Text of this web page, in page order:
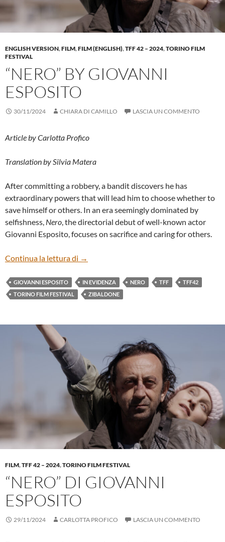
ENGLISH VERSION,FILM,FILM (ENGLISH),TFF 42 – 2024,TORINO FILM
FESTIVAL
“NERO” BY GIOVANNI
ESPOSITO
30/11/2024 CHIARA DI CAMILLO LASCIA UN COMMENTO
Article by Carlotta Profico
Translation by Silvia Matera
After committing a robbery, a bandit discovers he has
extraordinary powers that will lead him to choose whether to
save himself or others. In an era seemingly dominated by
selfishness, Nero, the directorial debut of well-known actor
Giovanni Esposito, focuses on sacrifice and caring for others.
Continua la lettura di “NERO” BY GIOVANNI ESPOSITO
→
GIOVANNI ESPOSITO IN EVIDENZA NERO TFF
TFF42
TORINO FILM FESTIVAL
ZIBALDONE
FILM,TFF 42 – 2024,TORINO FILM FESTIVAL
“NERO” DI GIOVANNI
ESPOSITO
29/11/2024 CARLOTTA PROFICO LASCIA UN COMMENTO